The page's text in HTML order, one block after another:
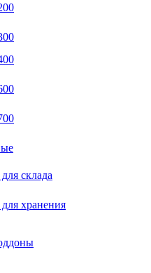
склада
хранения